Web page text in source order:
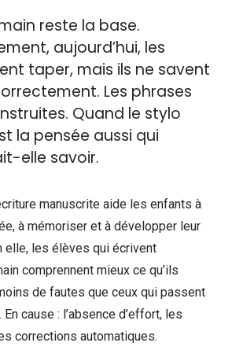
reste la base.
aujourd’hui, les
taper, mais ils ne savent
Les phrases
Quand le stylo
la pensée aussi qui
elle savoir.
manuscrite aide les enfants à
à mémoriser et à développer leur
elle, les élèves qui écrivent
comprennent mieux ce qu’ils
de fautes que ceux qui passent
cause : l’absence d’effort, les
corrections automatiques.